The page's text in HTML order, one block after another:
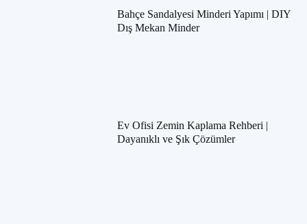
Bahçe Sandalyesi Minderi Yapımı | DIY
Dış Mekan Minder
Ev Ofisi Zemin Kaplama Rehberi |
Dayanıklı ve Şık Çözümler